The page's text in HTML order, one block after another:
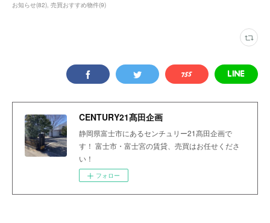
お知らせ(82) 売買おすすめ物件(9)
CENTURY21髙田企画
静岡県富士市にあるセンチュリー21髙田企画で
す！ 富士市・富士宮の賃貸、売買はお任せくださ
い！
フォロー